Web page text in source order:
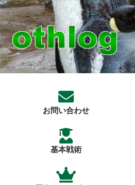
お問い合わせ
基本戦術